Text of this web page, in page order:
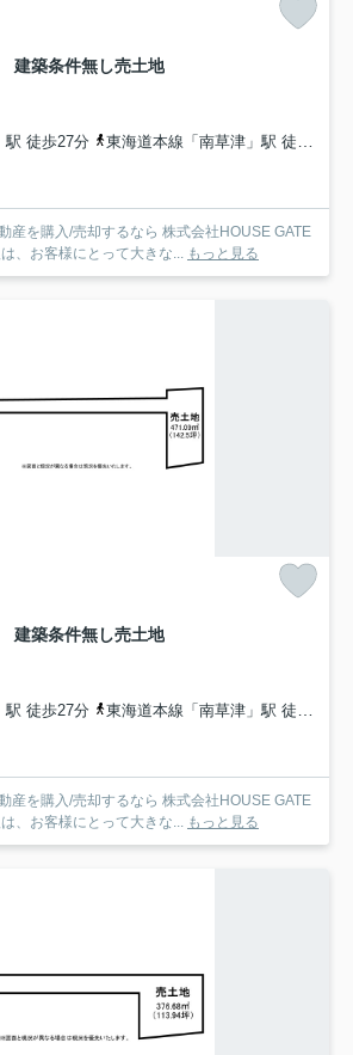
建築条件無し売土地
駅 徒歩27分
東海道本線「南草津」駅 徒歩35分
産を購入/売却するなら 株式会社HOUSE GATE
、お客様にとって大きな... もっと見る
建築条件無し売土地
駅 徒歩27分
東海道本線「南草津」駅 徒歩35分
産を購入/売却するなら 株式会社HOUSE GATE
、お客様にとって大きな... もっと見る